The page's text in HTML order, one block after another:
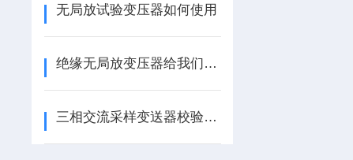
无局放试验变压器如何使用
绝缘无局放变压器给我们带来了怎样的特点呢？
三相交流采样变送器校验装置特性